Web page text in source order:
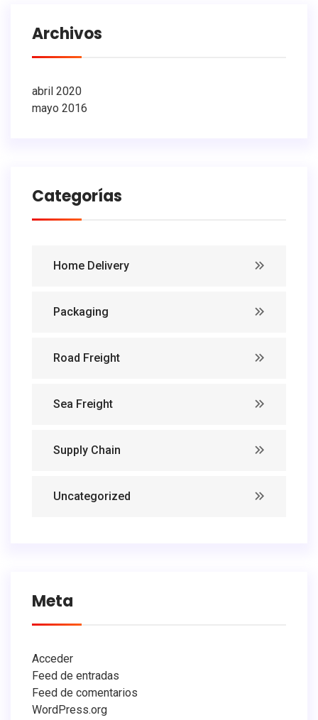
Archivos
abril 2020
mayo 2016
Categorías
Home Delivery
Packaging
Road Freight
Sea Freight
Supply Chain
Uncategorized
Meta
Acceder
Feed de entradas
Feed de comentarios
WordPress.org